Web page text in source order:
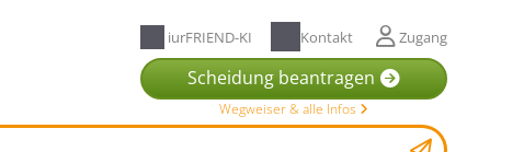
iurFRIEND-KI Kontakt Zugang
Scheidung beantragen
Wegweiser & alle Infos